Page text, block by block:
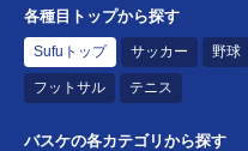
各種目トップから探す
Sufuトップ サッカー 野球
フットサル テニス
バスケの各カテゴリから探す